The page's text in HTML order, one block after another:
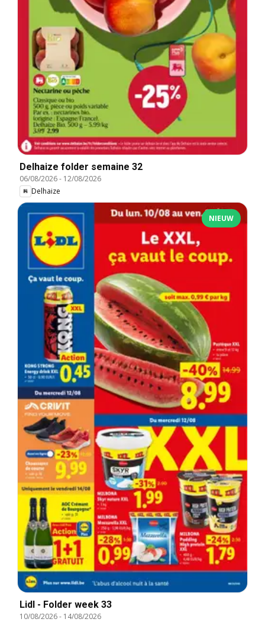
Delhaize folder semaine 32
06/08/2026- 12/08/2026
Delhaize
NIEUW
Lidl - Folder week 33
10/08/2026- 14/08/2026